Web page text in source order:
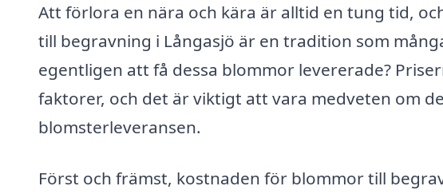
Att förlora en nära och kära är alltid en tung tid,
till begravning i Långasjö är en tradition som
egentligen att få dessa blommor levererade?
faktorer, och det är viktigt att vara medveten om
blomsterleveransen.
Först och främst, kostnaden för blommor till